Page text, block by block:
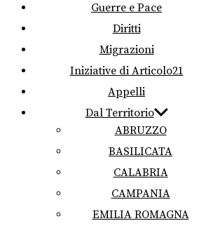
Guerre e Pace
Diritti
Migrazioni
Iniziative di Articolo21
Appelli
Dal Territorio
ABRUZZO
BASILICATA
CALABRIA
CAMPANIA
EMILIA ROMAGNA